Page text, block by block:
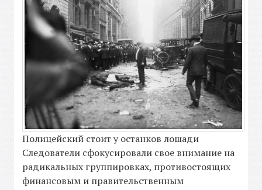
Полицейский стоит у останков лошади
Следователи сфокусировали свое внимание на
радикальных группировках, противостоящих
финансовым и правительственным